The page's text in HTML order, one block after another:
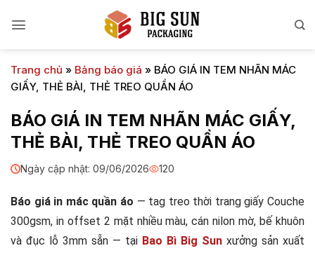
qua
Trang chủ » Bảng báo giá » BÁO GIÁ IN TEM NHÃN MÁC
GIẤY, THẺ BÀI, THẺ TREO QUẦN ÁO
BÁO GIÁ IN TEM NHÃN MÁC GIẤY,
THẺ BÀI, THẺ TREO QUẦN ÁO
Ngày cập nhật: 09/06/2026 120
Báo giá in mác quần áo — tag treo thời trang giấy Couche
300gsm, in offset 2 mặt nhiều màu, cán nilon mờ, bế khuôn
và đục lỗ 3mm sẵn — tại Bao Bì Big Sun xưởng sản xuất